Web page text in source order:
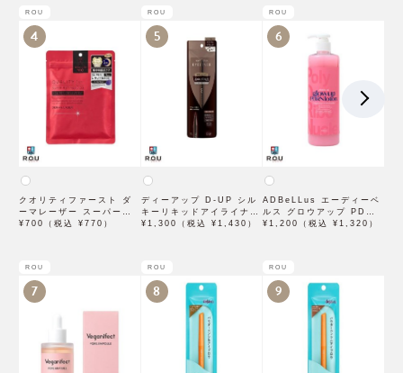
ROU
4
クオリティファースト ダ
ーマレーザー スーパーレ
チノール100マスク 7枚入
¥700（税込 ¥770）
ROU
5
ディーアップ D-UP シル
キーリキッドアイライナー
WP ブラウンブラック
¥1,300（税込 ¥1,430）
ROU
6
ADBeLLus エーディーベ
ルス グロウアップ PDRN
ローション 500mL
¥1,200（税込 ¥1,320）
ROU
7
ROU
8
ROU
9